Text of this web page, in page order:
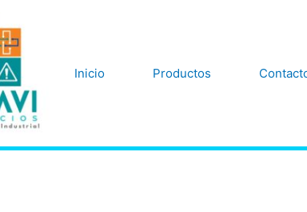
Inicio Productos